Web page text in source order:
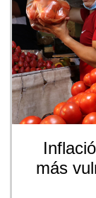
más